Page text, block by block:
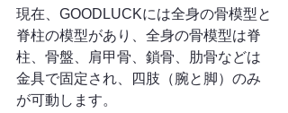
現在、GOODLUCKには全身の骨模型と
脊柱の模型があり、全身の骨模型は脊
柱、骨盤、肩甲骨、鎖骨、肋骨などは
金具で固定され、四肢（腕と脚）のみ
が可動します。